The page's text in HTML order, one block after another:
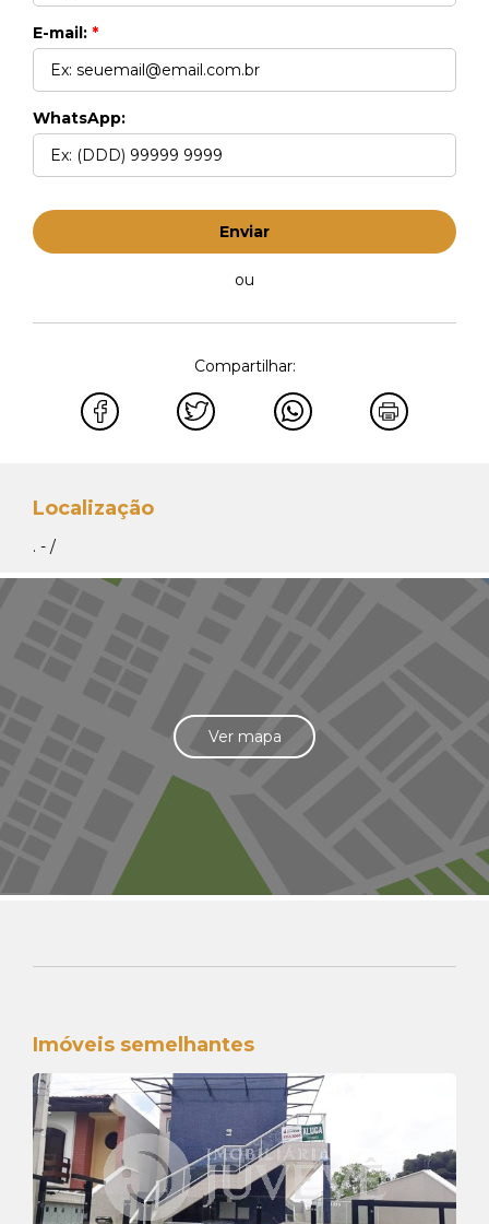
Whats Venda
E-mail: *
WhatsApp:
Enviar
ou
Compartilhar:
Localização
. - /
Ver mapa
Imóveis semelhantes